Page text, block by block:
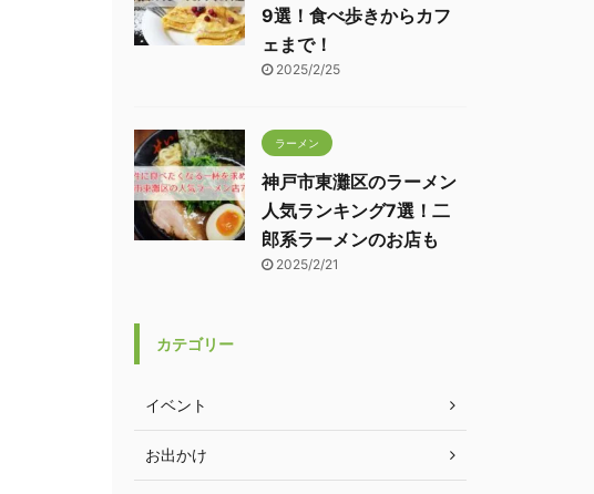
9選！食べ歩きからカフ
ェまで！
2025/2/25
ラーメン
神戸市東灘区のラーメン
人気ランキング7選！二
郎系ラーメンのお店も
2025/2/21
カテゴリー
イベント
お出かけ